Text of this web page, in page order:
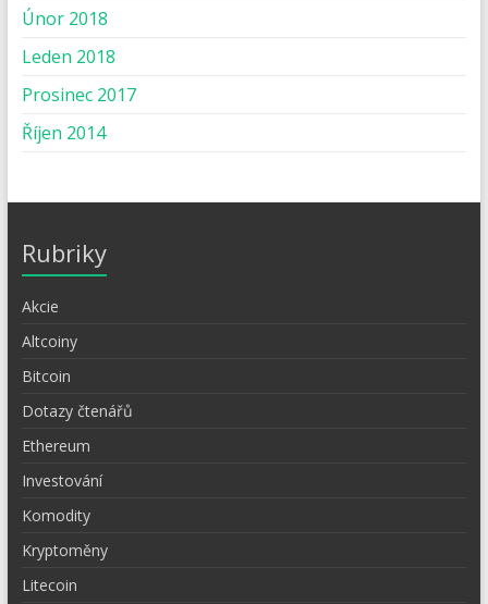
Únor 2018
Leden 2018
Prosinec 2017
Říjen 2014
Rubriky
Akcie
Altcoiny
Bitcoin
Dotazy čtenářů
Ethereum
Investování
Komodity
Kryptoměny
Litecoin